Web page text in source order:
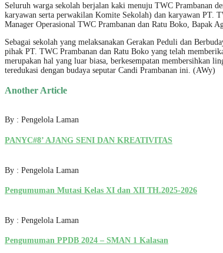
Seluruh warga sekolah berjalan kaki menuju TWC Prambanan
karyawan serta perwakilan Komite Sekolah) dan karyawan PT.
Manager Operasional TWC Prambanan dan Ratu Boko, Bapak
Sebagai sekolah yang melaksanakan Gerakan Peduli dan
pihak PT. TWC Prambanan dan Ratu Boko yang telah
merupakan hal yang luar biasa, berkesempatan membersihkan
teredukasi dengan budaya seputar Candi Prambanan ini. (AWy)
Another Article
By : Pengelola Laman
PANYC#8’ AJANG SENI DAN KREATIVITAS
By : Pengelola Laman
Pengumuman Mutasi Kelas XI dan XII TH.2025-2026
By : Pengelola Laman
Pengumuman PPDB 2024 – SMAN 1 Kalasan